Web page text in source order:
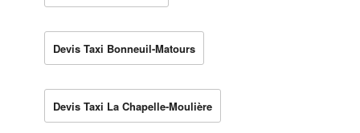
Devis Taxi Bonneuil-Matours
Devis Taxi La Chapelle-Moulière